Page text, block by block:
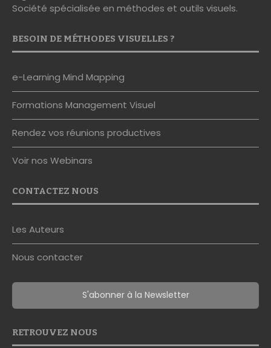
Société spécialisée en méthodes et outils visuels.
BESOIN DE MÉTHODES VISUELLES ?
e-Learning Mind Mapping
Formations Management Visuel
Rendez vos réunions productives
Voir nos Webinars
CONTACTEZ NOUS
Les Auteurs
Nous contacter
S'abonner à la Newsletter
RETROUVEZ NOUS